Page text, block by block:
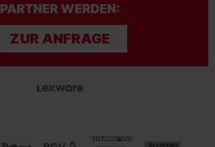
PARTNER WERDEN:
ZUR ANFRAGE